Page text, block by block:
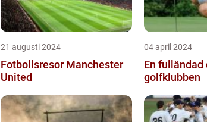
21 augusti 2024
Fotbollsresor Manchester
United
04 april 2024
En fulländad
golfklubben